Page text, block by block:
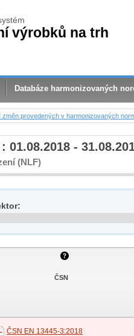
výrobků na trh
Databáze harmonizovaných
změn provedených v harmonizovaných
-
(NLF)
ČSN
ČSN EN 13445-3:2018